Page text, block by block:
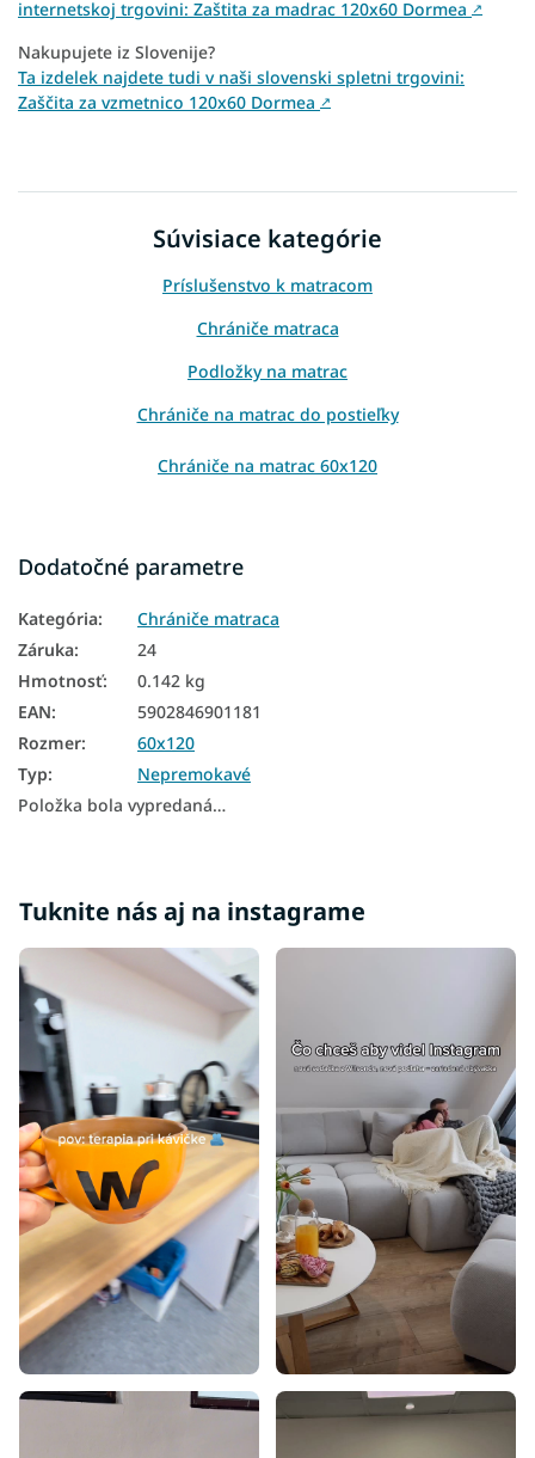
internetskoj trgovini: Zaštita za madrac 120x60 Dormea ↗
Nakupujete iz Slovenije?
Ta izdelek najdete tudi v naši slovenski spletni trgovini:
Zaščita za vzmetnico 120x60 Dormea ↗
Súvisiace kategórie
Príslušenstvo k matracom
Chrániče matraca
Podložky na matrac
Chrániče na matrac do postieľky
Chrániče na matrac 60x120
Dodatočné parametre
Kategória:
Chrániče matraca
Záruka:
24
Hmotnosť:
0.142 kg
EAN:
5902846901181
Rozmer:
60x120
Typ:
Nepremokavé
Položka bola vypredaná…
Tuknite nás aj na instagrame